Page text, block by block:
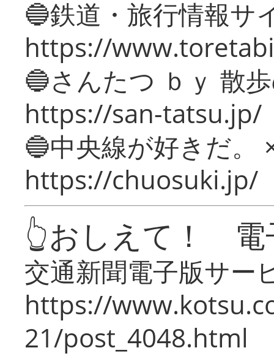
🔵鉄道・旅行情報サ
https://
🔵さんたつ ｂｙ 散
https://san-tatsu.jp/
🔵中央線が好きだ。
https://chuosuki.jp/
👆おしえて！ 電
交通新聞電子版サー
https://
21/post_4048.html